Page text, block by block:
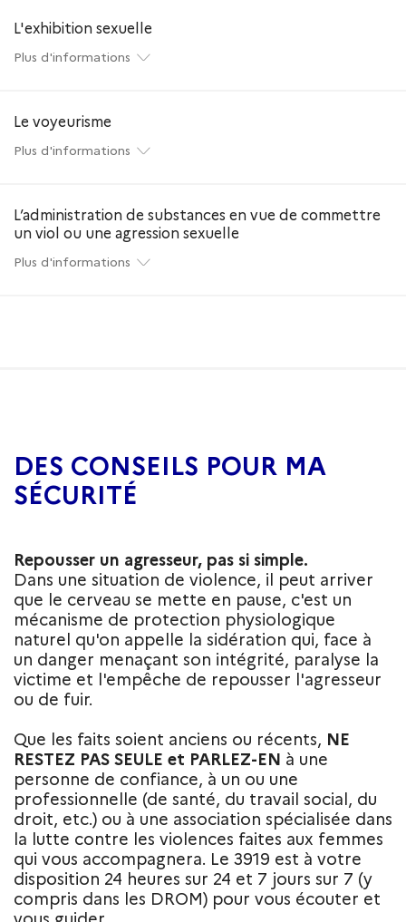
L'exhibition sexuelle
Plus d'informations
Le voyeurisme
Plus d'informations
L’administration de substances en vue de commettre
un viol ou une agression sexuelle
Plus d'informations
DES CONSEILS POUR MA
SÉCURITÉ
Repousser un agresseur, pas si simple.
Dans une situation de violence, il peut arriver
que le cerveau se mette en pause, c'est un
mécanisme de protection physiologique
naturel qu'on appelle la sidération qui, face à
un danger menaçant son intégrité, paralyse la
victime et l'empêche de repousser l'agresseur
ou de fuir.
Que les faits soient anciens ou récents, NE
RESTEZ PAS SEULE et PARLEZ-EN à une
personne de confiance, à un ou une
professionnelle (de santé, du travail social, du
droit, etc.) ou à une association spécialisée dans
la lutte contre les violences faites aux femmes
qui vous accompagnera. Le 3919 est à votre
disposition 24 heures sur 24 et 7 jours sur 7 (y
compris dans les DROM) pour vous écouter et